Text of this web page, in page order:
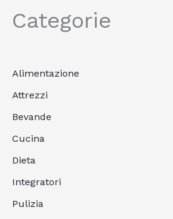
Categorie
Alimentazione
Attrezzi
Bevande
Cucina
Dieta
Integratori
Pulizia